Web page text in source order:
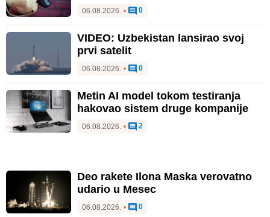
06.08.2026. • 0
VIDEO: Uzbekistan lansirao svoj
prvi satelit
06.08.2026. • 0
Metin AI model tokom testiranja
hakovao sistem druge kompanije
06.08.2026. • 2
Deo rakete Ilona Maska verovatno
udario u Mesec
06.08.2026. • 0